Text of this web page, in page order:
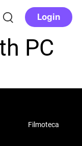
Login
PC
Filmoteca